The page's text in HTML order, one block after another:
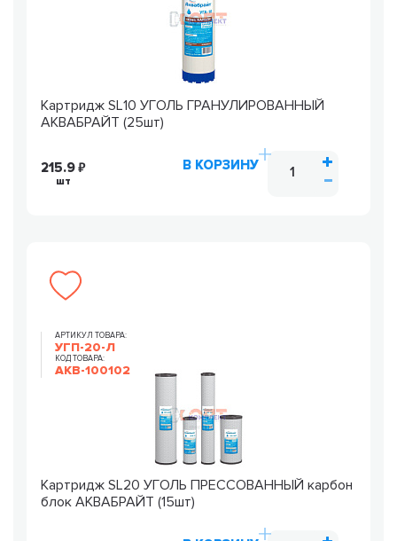
Картридж SL10 УГОЛЬ ГРАНУЛИРОВАННЫЙ
АКВАБРАЙТ (25шт)
215.9
шт
В КОРЗИНУ
АРТИКУЛ ТОВАРА:
УГП-20-Л
КОД ТОВАРА:
AKB-100102
Картридж SL20 УГОЛЬ ПРЕССОВАННЫЙ карбон
блок АКВАБРАЙТ (15шт)